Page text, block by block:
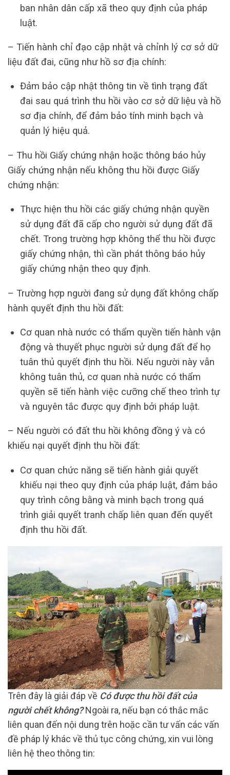
ban nhân dân cấp xã theo quy định của pháp
luật.
– Tiến hành chỉ đạo cập nhật và chỉnh lý cơ sở dữ
liệu đất đai, cũng như hồ sơ địa chính:
Đảm bảo cập nhật thông tin về tình trạng đất
đai sau quá trình thu hồi vào cơ sở dữ liệu và hồ
sơ địa chính, để đảm bảo tính minh bạch và
quản lý hiệu quả.
– Thu hồi Giấy chứng nhận hoặc thông báo hủy
Giấy chứng nhận nếu không thu hồi được Giấy
chứng nhận:
Thực hiện thu hồi các giấy chứng nhận quyền
sử dụng đất đã cấp cho người sử dụng đất đã
chết. Trong trường hợp không thể thu hồi được
giấy chứng nhận, thì cần phát thông báo hủy
giấy chứng nhận theo quy định.
– Trường hợp người đang sử dụng đất không chấp
hành quyết định thu hồi đất:
Cơ quan nhà nước có thẩm quyền tiến hành vận
động và thuyết phục người sử dụng đất để họ
tuân thủ quyết định thu hồi. Nếu người này vẫn
không tuân thủ, cơ quan nhà nước có thẩm
quyền sẽ tiến hành việc cưỡng chế theo trình tự
và nguyên tắc được quy định bởi pháp luật.
– Nếu người có đất thu hồi không đồng ý và có
khiếu nại quyết định thu hồi đất:
Cơ quan chức năng sẽ tiến hành giải quyết
khiếu nại theo quy định của pháp luật, đảm bảo
quy trình công bằng và minh bạch trong quá
trình giải quyết tranh chấp liên quan đến quyết
định thu hồi đất.
Trên đây là giải đáp về Có được thu hồi đất của
người chết không? Ngoài ra, nếu bạn có thắc mắc
liên quan đến nội dung trên hoặc cần tư vấn các vấn
đề pháp lý khác về thủ tục công chứng, xin vui lòng
liên hệ theo thông tin: